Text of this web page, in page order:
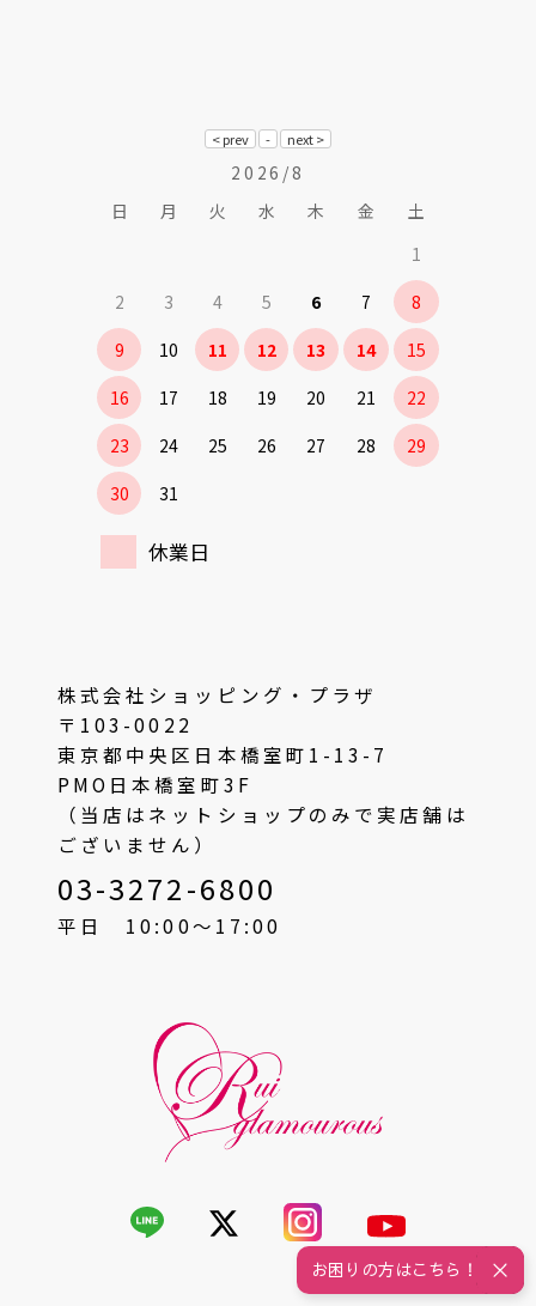
2026/8
日
月 火 水 木 金
土
1
2
3 4 5 6 7
8
9
10 11 12 13 14
15
16
17 18 19 20 21
22
23
24 25 26 27 28
29
30
31
休業日
株式会社ショッピング・プラザ
〒103-0022
東京都中央区日本橋室町1-13-7
PMO日本橋室町3F
（当店はネットショップのみで実店舗は
ございません）
03-3272-6800
平日 10:00〜17:00
お困りの方はこちら！